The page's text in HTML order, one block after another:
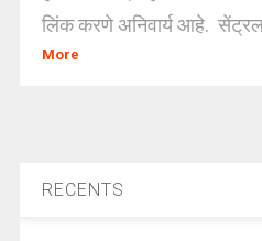
लिंक करणे अनिवार्य आहे. सेंट्रल
More
RECENTS